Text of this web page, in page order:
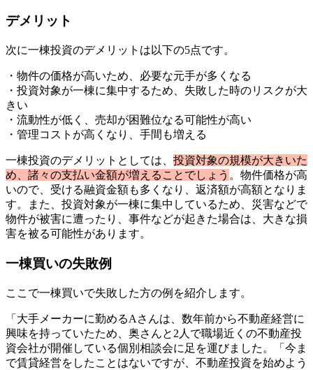
デメリット
次に一棟投資のデメリットは以下の5点です。
・物件の価格が高いため、必要な元手が多くなる
・投資対象が一棟に集中するため、失敗した時のリスクが大
きい
・流動性が低く、売却が困難位なる可能性が高い
・管理コストが高くなり、手間も増える
一棟投資のデメリットとしては、 投資対象の規模が大きいた
め、諸々の支払い金額が増えることでしょう 。物件価格が高
いので、受ける融資金額も多くなり、返済額が高額となりま
す。また、投資対象が一棟に集中しているため、災害などで
物件が被害に遭ったり、事件などが起きた場合は、大きな損
害を被る可能性があります。
一棟買いの失敗例
ここで一棟買いで失敗した方の例を紹介します。
「大手メーカーに勤めるAさんは、数年前から不動産経営に
興味を持っていたため、奥さんと2人で職場近くの不動産投
資会社が開催している個別相談会に足を運びました。「今ま
で賃貸経営をしたことはないですが、不動産投資を始めよう